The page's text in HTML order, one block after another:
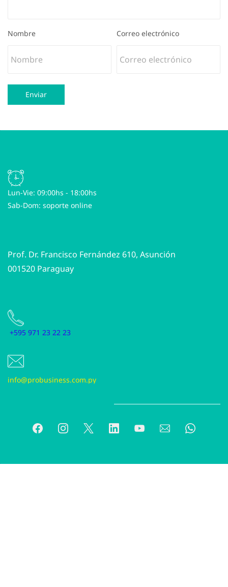
Nombre Correo electrónico
Enviar
Lun-Vie: 09:00hs - 18:00hs
Sab-Dom: soporte online
Prof. Dr. Francisco Fernández 610, Asunción
001520 Paraguay
+595 971 23 22 23
info@probusiness.com.py